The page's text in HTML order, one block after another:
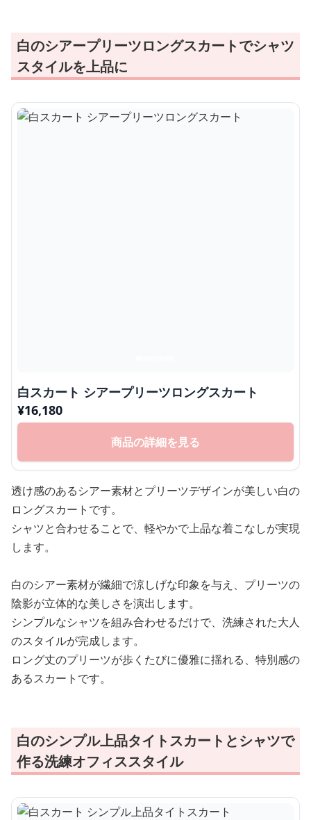
白のシアープリーツロングスカートでシャツ
スタイルを上品に
白スカート シアープリーツロングスカート
¥16,180
商品の詳細を見る
透け感のあるシアー素材とプリーツデザインが美しい白の
ロングスカートです。
シャツと合わせることで、軽やかで上品な着こなしが実現
します。
白のシアー素材が繊細で涼しげな印象を与え、プリーツの
陰影が立体的な美しさを演出します。
シンプルなシャツを組み合わせるだけで、洗練された大人
のスタイルが完成します。
ロング丈のプリーツが歩くたびに優雅に揺れる、特別感の
あるスカートです。
白のシンプル上品タイトスカートとシャツで
作る洗練オフィススタイル